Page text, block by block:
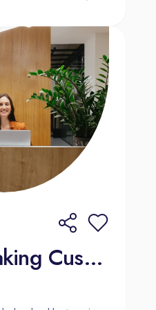
kunt rekenen
ervaren
salaris,
24 vrije dagen
fijne extra’s
auto-onderdelen
we altijd
je
Dutch speaking Customer Advisor - Athens, Greece